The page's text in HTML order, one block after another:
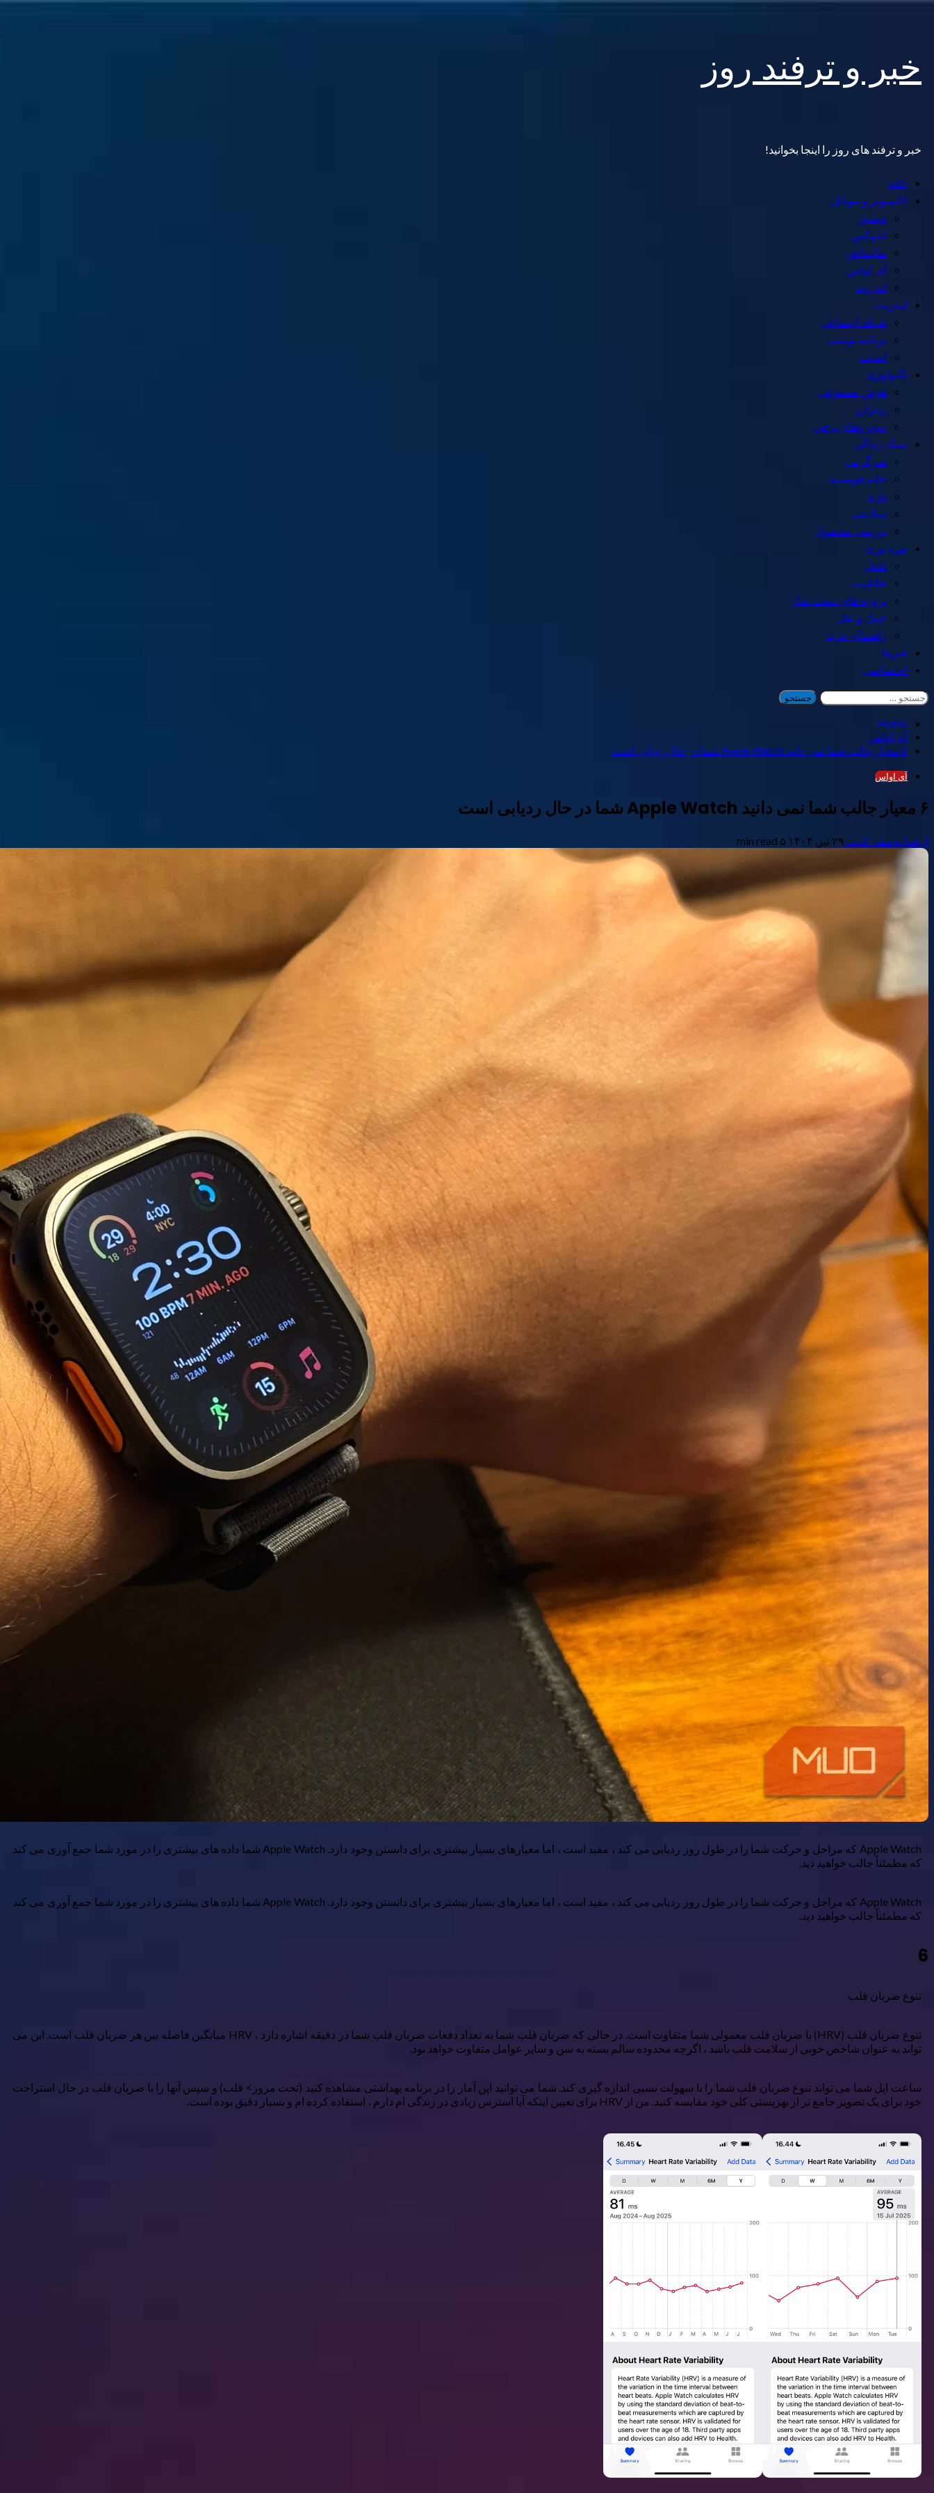
content
خبر و ترفند روز
خبر و ترفند های روز را اینجا بخوانید!
Primary
Menu
خانه
کامپیوتر و موبایل
ویندوز
لینوکس
مکینتاش
آی اواس
اندروید
اینترنت
شبکه اجتماعی
برنامه نویسی
امنیت
تکنولوژی
هوش مصنوعی
رمزارز
خودروهای برقی
سبک زندگی
سرگرمی
خانه هوشمند
بازی
سلامتی
بررسی محصول
بهره وری
شغل
خلاقیت
پروژه های دست ساز
حمل و نقل
راهنمای خرید
خبرها
اختصاصی
جستجو
برای:
Home
آی اواس
6 معیار جالب شما نمی دانید Apple Watch شما در حال ردیابی است
آی اواس
۶ معیار جالب شما نمی دانید Apple Watch شما در حال ردیابی است
ارشیا یوسفی ادیب ۲۹ تیر, ۱۴۰۴ ۵ min read
Apple Watch که مراحل و حرکت شما را در طول روز ردیابی می کند ، مفید است ، اما معیارهای بسیار بیشتری برای دانستن وجود دارد. Apple Watch شما داده های بیشتری را در مورد شما جمع آوری می کند
که مطمئناً جالب خواهید دید.
Apple Watch که مراحل و حرکت شما را در طول روز ردیابی می کند ، مفید است ، اما معیارهای بسیار بیشتری برای دانستن وجود دارد. Apple Watch شما داده های بیشتری را در مورد شما جمع آوری می کند
که مطمئناً جالب خواهید دید.
6
تنوع ضربان قلب
تنوع ضربان قلب (HRV) با ضربان قلب معمولی شما متفاوت است. در حالی که ضربان قلب شما به تعداد دفعات ضربان قلب شما در دقیقه اشاره دارد ، HRV میانگین فاصله بین هر ضربان قلب است. این می
تواند به عنوان شاخص خوبی از سلامت قلب باشد ، اگرچه محدوده سالم بسته به سن و سایر عوامل متفاوت خواهد بود.
ساعت اپل شما می تواند تنوع ضربان قلب شما را با سهولت نسبی اندازه گیری کند. شما می توانید این آمار را در برنامه بهداشتی مشاهده کنید (تحت مرور> قلب) و سپس آنها را با ضربان قلب در حال استراحت
خود برای یک تصویر جامع تر از بهزیستی کلی خود مقایسه کنید. من از HRV برای تعیین اینکه آیا استرس زیادی در زندگی ام دارم ، استفاده کرده ام و بسیار دقیق بوده است.